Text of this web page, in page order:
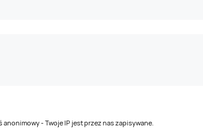
anonimowy - Twoje IP jest przez nas zapisywane.